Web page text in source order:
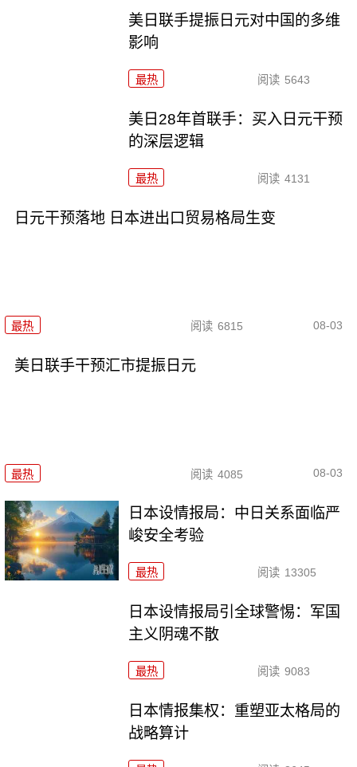
美日联手提振日元对中国的多维
影响
最热 阅读 5643
美日28年首联手：买入日元干预
的深层逻辑
最热 阅读 4131
日元干预落地 日本进出口贸易格局生变
最热 阅读 6815 08-03
美日联手干预汇市提振日元
最热 阅读 4085 08-03
日本设情报局：中日关系面临严
峻安全考验
最热 阅读 13305
日本设情报局引全球警惕：军国
主义阴魂不散
最热 阅读 9083
日本情报集权：重塑亚太格局的
战略算计